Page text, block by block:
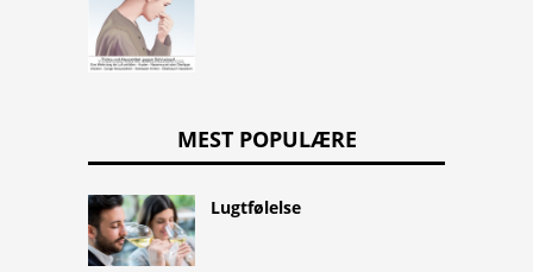
MEST POPULÆRE
Lugtfølelse